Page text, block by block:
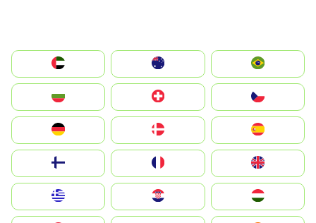
الإمارات العربية المتحدة
Switzerland
Deutschland
United Kingdom
Magyarország